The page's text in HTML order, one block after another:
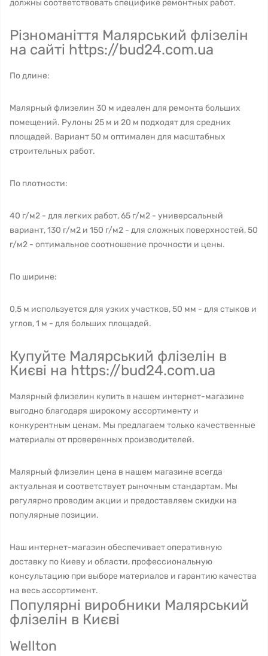
должны соответствовать специфике ремонтных работ.
Різноманіття Малярський флізелін
на сайті https://bud24.com.ua
По длине:
Малярный флизелин 30 м идеален для ремонта больших
помещений. Рулоны 25 м и 20 м подходят для средних
площадей. Вариант 50 м оптимален для масштабных
строительных работ.
По плотности:
40 г/м2 - для легких работ, 65 г/м2 - универсальный
вариант, 130 г/м2 и 150 г/м2 - для сложных поверхностей, 50
г/м2 - оптимальное соотношение прочности и цены.
По ширине:
0,5 м используется для узких участков, 50 мм - для стыков и
углов, 1 м - для больших площадей.
Купуйте Малярський флізелін в
Києві на https://bud24.com.ua
Малярный флизелин купить в нашем интернет-магазине
выгодно благодаря широкому ассортименту и
конкурентным ценам. Мы предлагаем только качественные
материалы от проверенных производителей.
Малярный флизелин цена в нашем магазине всегда
актуальная и соответствует рыночным стандартам. Мы
регулярно проводим акции и предоставляем скидки на
популярные позиции.
Наш интернет-магазин обеспечивает оперативную
доставку по Киеву и области, профессиональную
консультацию при выборе материалов и гарантию качества
на весь ассортимент.
Популярні виробники Малярський
флізелін в Києві
Wellton